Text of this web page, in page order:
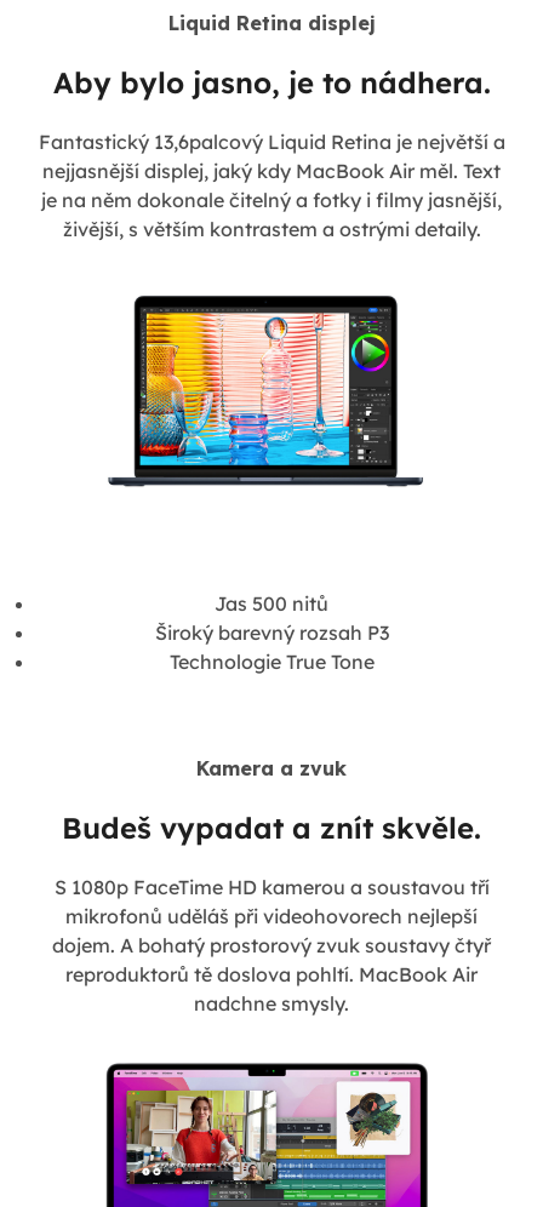
Liquid Retina displej
Aby bylo jasno, je to nádhera.
Fantastický 13,6palcový Liquid Retina je největší a
nejjasnější displej, jaký kdy MacBook Air měl. Text
je na něm dokonale čitelný a fotky i filmy jasnější,
živější, s větším kontrastem a ostrými detaily.
Jas 500 nitů
Široký barevný rozsah P3
Technologie True Tone
Kamera a zvuk
Budeš vypadat a znít skvěle.
S 1080p FaceTime HD kamerou a soustavou tří
mikrofonů uděláš při videohovorech nejlepší
dojem. A bohatý prostorový zvuk soustavy čtyř
reproduktorů tě doslova pohltí. MacBook Air
nadchne smysly.